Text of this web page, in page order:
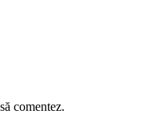
comentez.